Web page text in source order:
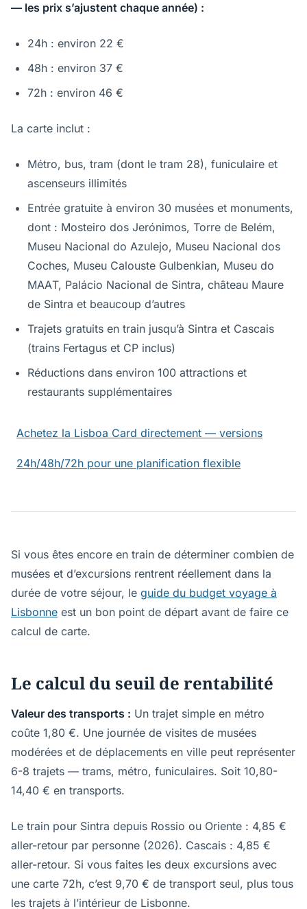
— les prix s’ajustent chaque année) :
24h : environ 22 €
48h : environ 37 €
72h : environ 46 €
La carte inclut :
Métro, bus, tram (dont le tram 28), funiculaire et
ascenseurs illimités
Entrée gratuite à environ 30 musées et monuments,
dont : Mosteiro dos Jerónimos, Torre de Belém,
Museu Nacional do Azulejo, Museu Nacional dos
Coches, Museu Calouste Gulbenkian, Museu do
MAAT, Palácio Nacional de Sintra, château Maure
de Sintra et beaucoup d’autres
Trajets gratuits en train jusqu’à Sintra et Cascais
(trains Fertagus et CP inclus)
Réductions dans environ 100 attractions et
restaurants supplémentaires
Achetez la Lisboa Card directement — versions
24h/48h/72h pour une planification flexible
Si vous êtes encore en train de déterminer combien de
musées et d’excursions rentrent réellement dans la
durée de votre séjour, le guide du budget voyage à
Lisbonne est un bon point de départ avant de faire ce
calcul de carte.
Le calcul du seuil de rentabilité
Valeur des transports : Un trajet simple en métro
coûte 1,80 €. Une journée de visites de musées
modérées et de déplacements en ville peut représenter
6-8 trajets — trams, métro, funiculaires. Soit 10,80-
14,40 € en transports.
Le train pour Sintra depuis Rossio ou Oriente : 4,85 €
aller-retour par personne (2026). Cascais : 4,85 €
aller-retour. Si vous faites les deux excursions avec
une carte 72h, c’est 9,70 € de transport seul, plus tous
les trajets à l’intérieur de Lisbonne.